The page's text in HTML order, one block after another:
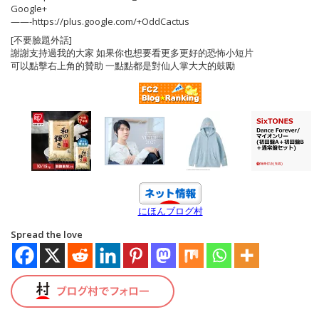
Google+
——-https://plus.google.com/+OddCactus
[不要臉題外話]
謝謝支持過我的大家 如果你也想要看更多更好的恐怖小短片
可以點擊右上角的贊助 一點點都是對仙人掌大大的鼓勵
にほんブログ村
Spread the love